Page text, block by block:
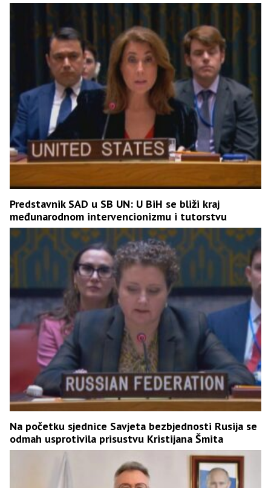
Predstavnik SAD u SB UN: U BiH se bliži kraj
međunarodnom intervencionizmu i tutorstvu
Na početku sjednice Savjeta bezbjednosti Rusija se
odmah usprotivila prisustvu Kristijana Šmita